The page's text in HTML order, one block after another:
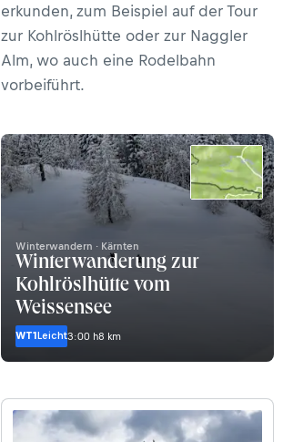
erkunden, zum Beispiel auf der Tour
zur Kohlröslhütte oder zur Naggler
Alm, wo auch eine Rodelbahn
vorbeiführt.
Winterwandern · Kärnten
Winterwanderung zur
Kohlröslhütte vom
Weissensee
WT1Leicht3:00 h8 km